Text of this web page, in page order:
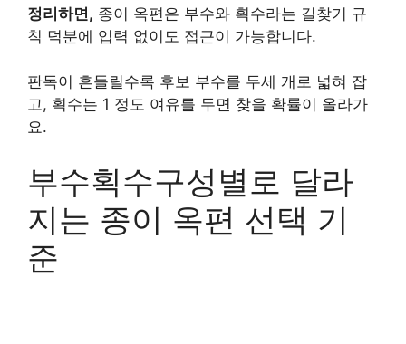
정리하면, 종이 옥편은 부수와 획수라는 길찾기 규
칙 덕분에 입력 없이도 접근이 가능합니다.
판독이 흔들릴수록 후보 부수를 두세 개로 넓혀 잡
고, 획수는 1 정도 여유를 두면 찾을 확률이 올라가
요.
부수획수구성별로 달라
지는 종이 옥편 선택 기
준